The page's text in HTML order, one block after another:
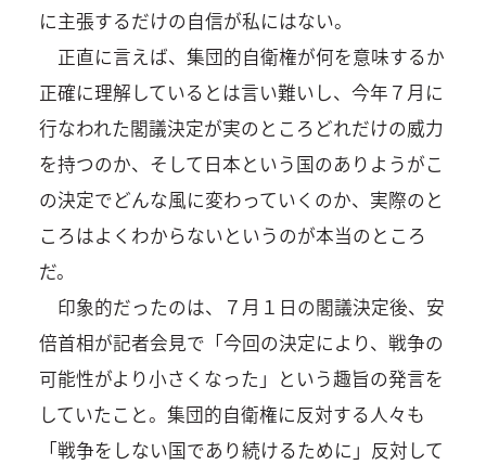
に主張するだけの自信が私にはない。
正直に言えば、集団的自衛権が何を意味するか
正確に理解しているとは言い難いし、今年７月に
行なわれた閣議決定が実のところどれだけの威力
を持つのか、そして日本という国のありようがこ
の決定でどんな風に変わっていくのか、実際のと
ころはよくわからないというのが本当のところ
だ。
印象的だったのは、７月１日の閣議決定後、安
倍首相が記者会見で「今回の決定により、戦争の
可能性がより小さくなった」という趣旨の発言を
していたこと。集団的自衛権に反対する人々も
「戦争をしない国であり続けるために」反対して